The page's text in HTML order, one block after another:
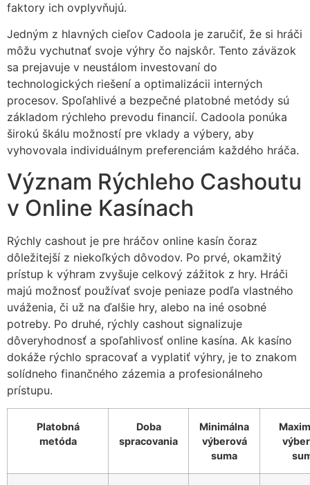
faktory ich ovplyvňujú.
Jedným z hlavných cieľov Cadoola je zaručiť, že si hráči
môžu vychutnať svoje výhry čo najskôr. Tento záväzok
sa prejavuje v neustálom investovaní do
technologických riešení a optimalizácii interných
procesov. Spoľahlivé a bezpečné platobné metódy sú
základom rýchleho prevodu financií. Cadoola ponúka
širokú škálu možností pre vklady a výbery, aby
vyhovovala individuálnym preferenciám každého hráča.
Význam Rýchleho Cashoutu
v Online Kasínach
Rýchly cashout je pre hráčov online kasín čoraz
dôležitejší z niekoľkých dôvodov. Po prvé, okamžitý
prístup k výhram zvyšuje celkový zážitok z hry. Hráči
majú možnosť používať svoje peniaze podľa vlastného
uváženia, či už na ďalšie hry, alebo na iné osobné
potreby. Po druhé, rýchly cashout signalizuje
dôveryhodnosť a spoľahlivosť online kasína. Ak kasíno
dokáže rýchlo spracovať a vyplatiť výhry, je to znakom
solídneho finančného zázemia a profesionálneho
prístupu.
Platobná
metóda
Doba
spracovania
Minimálna
výberová
suma